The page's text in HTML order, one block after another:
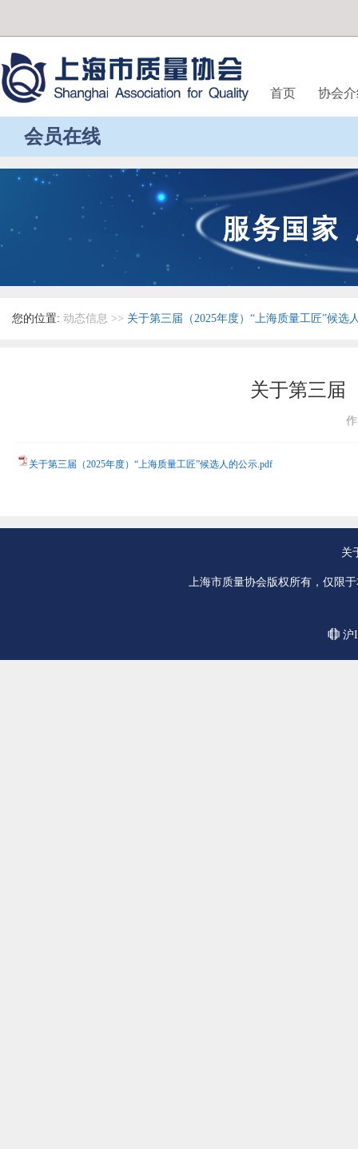
首页 协会
会员在线
您的位置: 动态信息 >> 关于第三届（2025年度）“上海质量工匠”候选
关于第三届
关于第三届（2025年度）“上海质量工匠”候选人的公示.pdf
关
上海市质量协会版权所有，仅限
沪